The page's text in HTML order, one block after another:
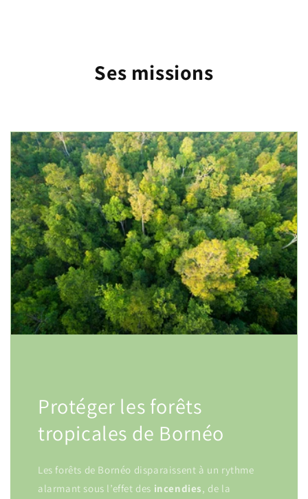
Ses missions
Protéger les forêts
tropicales de Bornéo
Les forêts de Bornéo disparaissent à un rythme
alarmant sous l’effet des incendies, de la